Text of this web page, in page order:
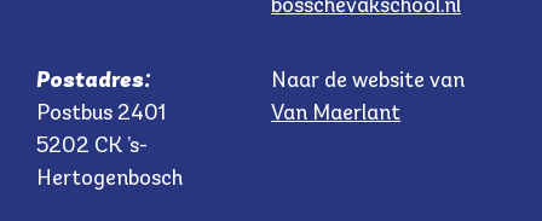
Postadres:
Postbus 2401
5202 CK ’s-
Hertogenbosch
Naar de website van
Van Maerlant